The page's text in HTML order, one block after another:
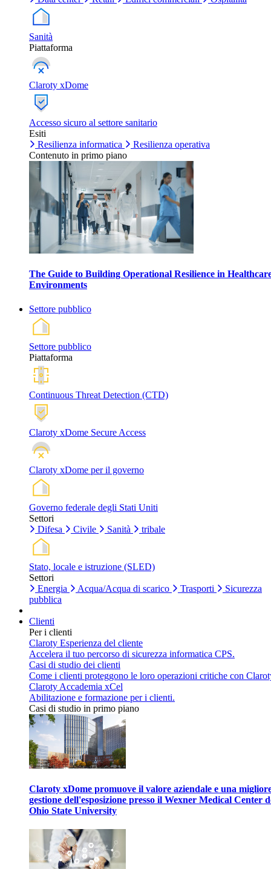
Sanità
Piattaforma
Claroty xDome
Accesso sicuro al settore sanitario
Esiti
Resilienza informatica
Resilienza operativa
Contenuto in primo piano
The Guide to Building Operational Resilience in
Environments
Settore pubblico
Settore pubblico
Piattaforma
Continuous Threat Detection (CTD)
Claroty xDome Secure Access
Claroty xDome per il governo
Governo federale degli Stati Uniti
Settori
Difesa
Civile Sanità tribale
Stato, locale e istruzione (SLED)
Settori
Energia
Acqua/Acqua di scarico Trasporti
Sicurezza
pubblica
Clienti
Per i clienti
Claroty Esperienza del cliente
Accelera il tuo percorso di sicurezza informatica CPS.
Casi di studio dei clienti
Come i clienti proteggono le loro operazioni critiche con
Claroty Accademia xCel
Abilitazione e formazione per i clienti.
Casi di studio in primo piano
Claroty xDome promuove il valore aziendale e una
gestione dell'esposizione presso il Wexner Medical Center
Ohio State University